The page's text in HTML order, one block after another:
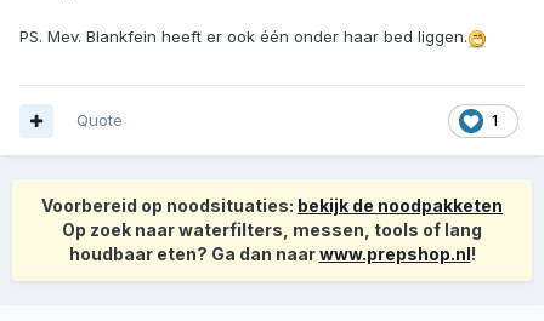
PS. Mev. Blankfein heeft er ook één onder haar bed liggen.
1
Quote
Voorbereid op noodsituaties: bekijk de noodpakketen
Op zoek naar waterfilters, messen, tools of lang
houdbaar eten? Ga dan naarwww.prepshop.nl!